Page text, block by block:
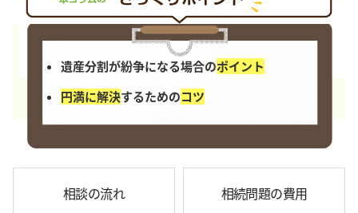
遺産分割が紛争になる場合のポイント
円満に解決するためのコツ
相談の流れ 相続問題の費用